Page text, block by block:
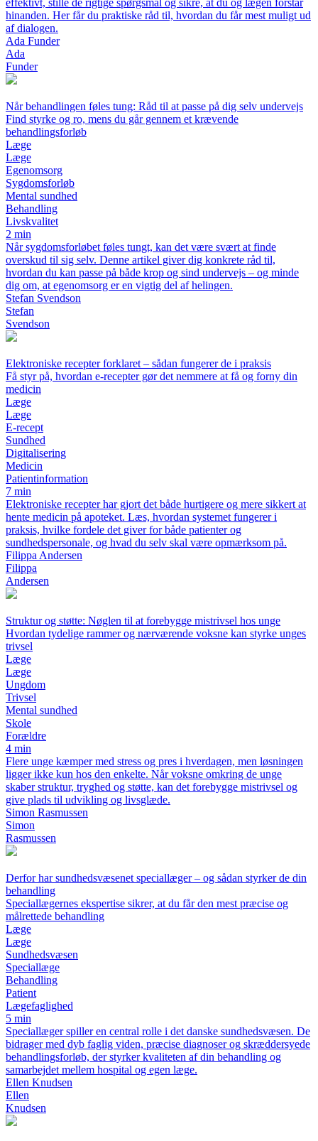
effektivt, stille de rigtige spørgsmål og sikre, at du og lægen forstår
hinanden. Her får du praktiske råd til, hvordan du får mest muligt ud
af dialogen.
Ada Funder
Ada
Funder
Når behandlingen føles tung: Råd til at passe på dig selv undervejs
Find styrke og ro, mens du går gennem et krævende
behandlingsforløb
Læge
Læge
Egenomsorg
Sygdomsforløb
Mental sundhed
Behandling
Livskvalitet
2 min
Når sygdomsforløbet føles tungt, kan det være svært at finde
overskud til sig selv. Denne artikel giver dig konkrete råd til,
hvordan du kan passe på både krop og sind undervejs – og minde
dig om, at egenomsorg er en vigtig del af helingen.
Stefan Svendson
Stefan
Svendson
Elektroniske recepter forklaret – sådan fungerer de i praksis
Få styr på, hvordan e-recepter gør det nemmere at få og forny din
medicin
Læge
Læge
E-recept
Sundhed
Digitalisering
Medicin
Patientinformation
7 min
Elektroniske recepter har gjort det både hurtigere og mere sikkert at
hente medicin på apoteket. Læs, hvordan systemet fungerer i
praksis, hvilke fordele det giver for både patienter og
sundhedspersonale, og hvad du selv skal være opmærksom på.
Filippa Andersen
Filippa
Andersen
Struktur og støtte: Nøglen til at forebygge mistrivsel hos unge
Hvordan tydelige rammer og nærværende voksne kan styrke unges
trivsel
Læge
Læge
Ungdom
Trivsel
Mental sundhed
Skole
Forældre
4 min
Flere unge kæmper med stress og pres i hverdagen, men løsningen
ligger ikke kun hos den enkelte. Når voksne omkring de unge
skaber struktur, tryghed og støtte, kan det forebygge mistrivsel og
give plads til udvikling og livsglæde.
Simon Rasmussen
Simon
Rasmussen
Derfor har sundhedsvæsenet speciallæger – og sådan styrker de din
behandling
Speciallægernes ekspertise sikrer, at du får den mest præcise og
målrettede behandling
Læge
Læge
Sundhedsvæsen
Speciallæge
Behandling
Patient
Lægefaglighed
5 min
Speciallæger spiller en central rolle i det danske sundhedsvæsen. De
bidrager med dyb faglig viden, præcise diagnoser og skræddersyede
behandlingsforløb, der styrker kvaliteten af din behandling og
samarbejdet mellem hospital og egen læge.
Ellen Knudsen
Ellen
Knudsen